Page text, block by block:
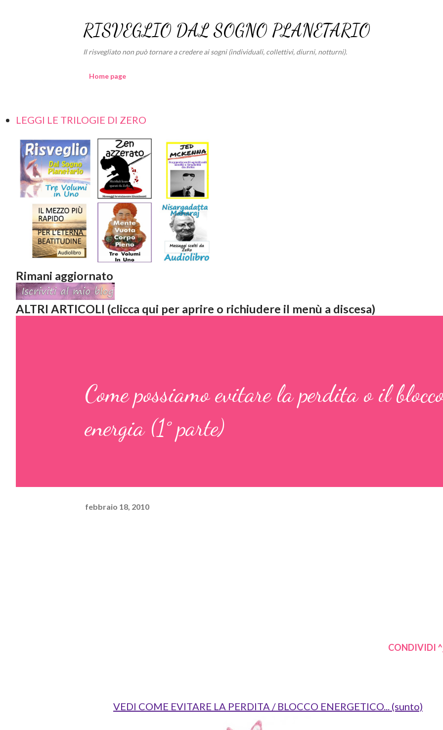
RISVEGLIO DAL SOGNO PLANETARIO
Il risvegliato non può tornare a credere ai sogni (individuali, collettivi, diurni, notturni).
Home page
LEGGI LE TRILOGIE DI ZERO
Rimani aggiornato
ALTRI ARTICOLI (clicca qui per aprire o richiudere il menù a discesa)
Come possiamo evitare la perdita o il
energia (1° parte)
febbraio 18, 2010
CONDIVIDI
VEDI COME EVITARE LA PERDITA / BLOCCO ENERGETICO... (sunto)